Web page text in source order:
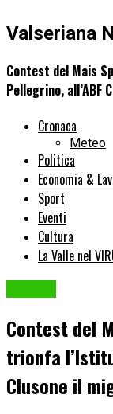
Valseriana
Contest del Mais
Pellegrino, all’ABF
Cronaca
Meteo
Politica
Economia &
Sport
Eventi
Cultura
La Valle nel
Contest del
trionfa
Clusone il